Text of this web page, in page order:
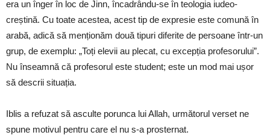
era un înger în loc de Jinn, încadrându-se în teologia iudeo-
creștină. Cu toate acestea, acest tip de expresie este comună în
arabă, adică să menționăm două tipuri diferite de persoane într-un
grup, de exemplu: „Toți elevii au plecat, cu excepția profesorului”.
Nu înseamnă că profesorul este student; este un mod mai ușor
să descrii situația.
Iblis a refuzat să asculte porunca lui Allah, următorul verset ne
spune motivul pentru care el nu s-a prosternat.